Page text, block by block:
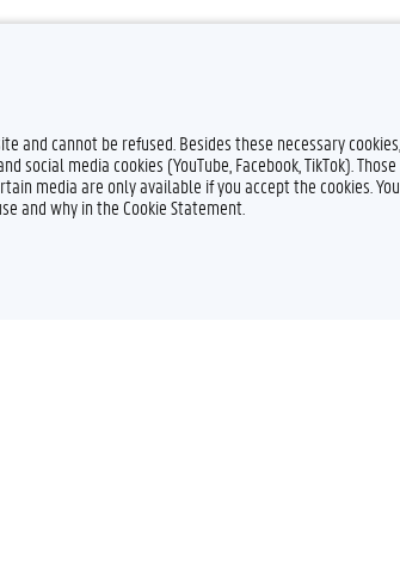
and cannot be refused. Besides these necessary cookies,
media cookies (YouTube, Facebook, TikTok). Those
media are only available if you accept the cookies. You
and why in the Cookie Statement.